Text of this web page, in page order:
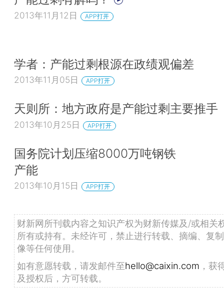
2013年11月12日 APP打开
学者：产能过剩根源在政绩观偏差
2013年11月05日 APP打开
天则所：地方政府是产能过剩主要推手
2013年10月25日 APP打开
国务院计划压缩8000万吨钢铁
产能
2013年10月15日 APP打开
财新网所刊载内容之知识产权为财新传媒及/或相关
所有或持有。未经许可，禁止进行转载、摘编、复
像等任何使用。
如有意愿转载，请发邮件至hello@caixin.com ，获
及授权后，方可转载。